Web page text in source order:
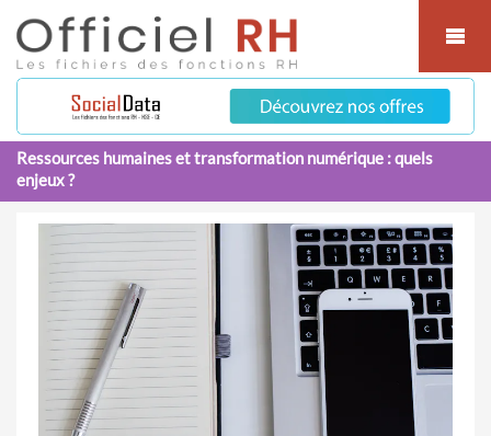
Ressources humaines et transformation numérique : quels
enjeux ?